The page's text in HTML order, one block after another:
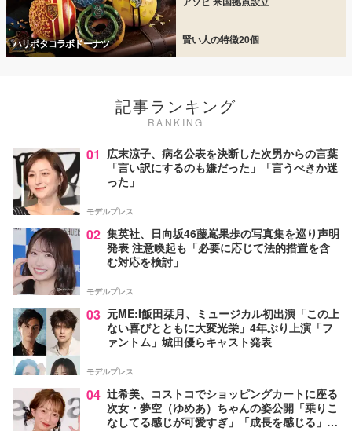
ハリポタコラボドーナツ 賢い人の特徴20個
記事ランキング
RANKING
01 広末涼子、病名公表を決断した次男からの言葉
「言い訳にするのも嫌だった」「言うべきか迷
った」
モデルプレス
02 集英社、日向坂46藤嶌果歩の写真集を巡り声明
発表 注意喚起も「必要に応じて法的措置を含
む対応を検討」
モデルプレス
03 元ME:I飯田栞月、ミュージカル初出演「この上
ない喜びとともに大変光栄」4年ぶり上演「フ
ァントム」城田優らキャスト発表
モデルプレス
04 辻希美、コストコでショッピングカートに座る
次女・夢空（ゆめあ）ちゃんの姿公開「乗りこ
なしてる感じが可愛すぎ」「成長を感じる」の